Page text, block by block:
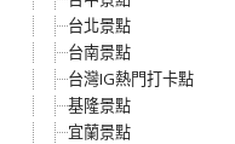
台北景點
台南景點
台灣IG熱門打卡點
基隆景點
宜蘭景點